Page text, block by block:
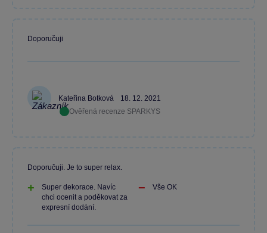
Kateřina Botková
18. 12. 2021
Ověřená recenze SPARKYS
Doporučuji
Doporučuji. Je to super relax.
Super dekorace. Navíc
chci ocenit a poděkovat za
expresní dodání.
Vše OK